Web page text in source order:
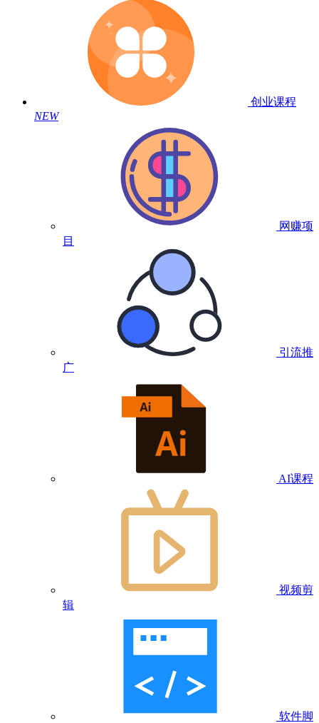
创业课程
NEW
网赚项
目
引流推
广
AI课程
视频剪
辑
软件脚